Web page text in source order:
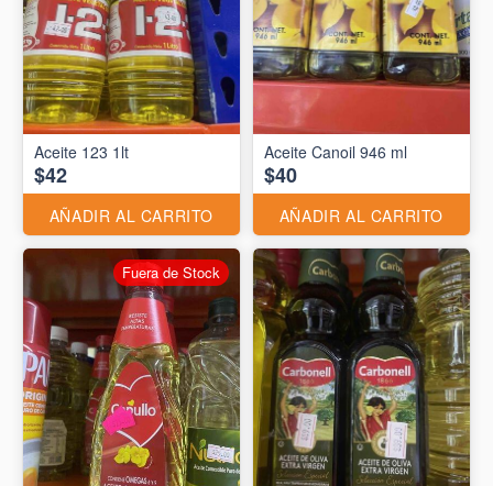
Aceite 123 1lt
$42
AÑADIR AL CARRITO
Aceite Canoil 946 ml
$40
AÑADIR AL CARRITO
Fuera de Stock